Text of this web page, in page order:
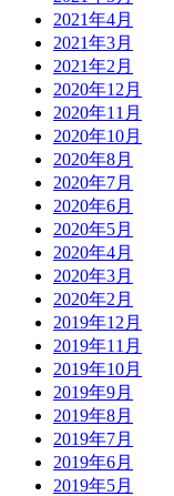
2021年4月
2021年3月
2021年2月
2020年12月
2020年11月
2020年10月
2020年8月
2020年7月
2020年6月
2020年5月
2020年4月
2020年3月
2020年2月
2019年12月
2019年11月
2019年10月
2019年9月
2019年8月
2019年7月
2019年6月
2019年5月